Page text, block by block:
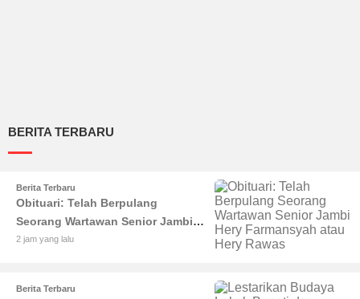
BERITA TERBARU
Berita Terbaru
Obituari: Telah Berpulang
Seorang Wartawan Senior Jambi
Hery Farmansyah atau Hery
2 jam yang lalu
Berita Terbaru